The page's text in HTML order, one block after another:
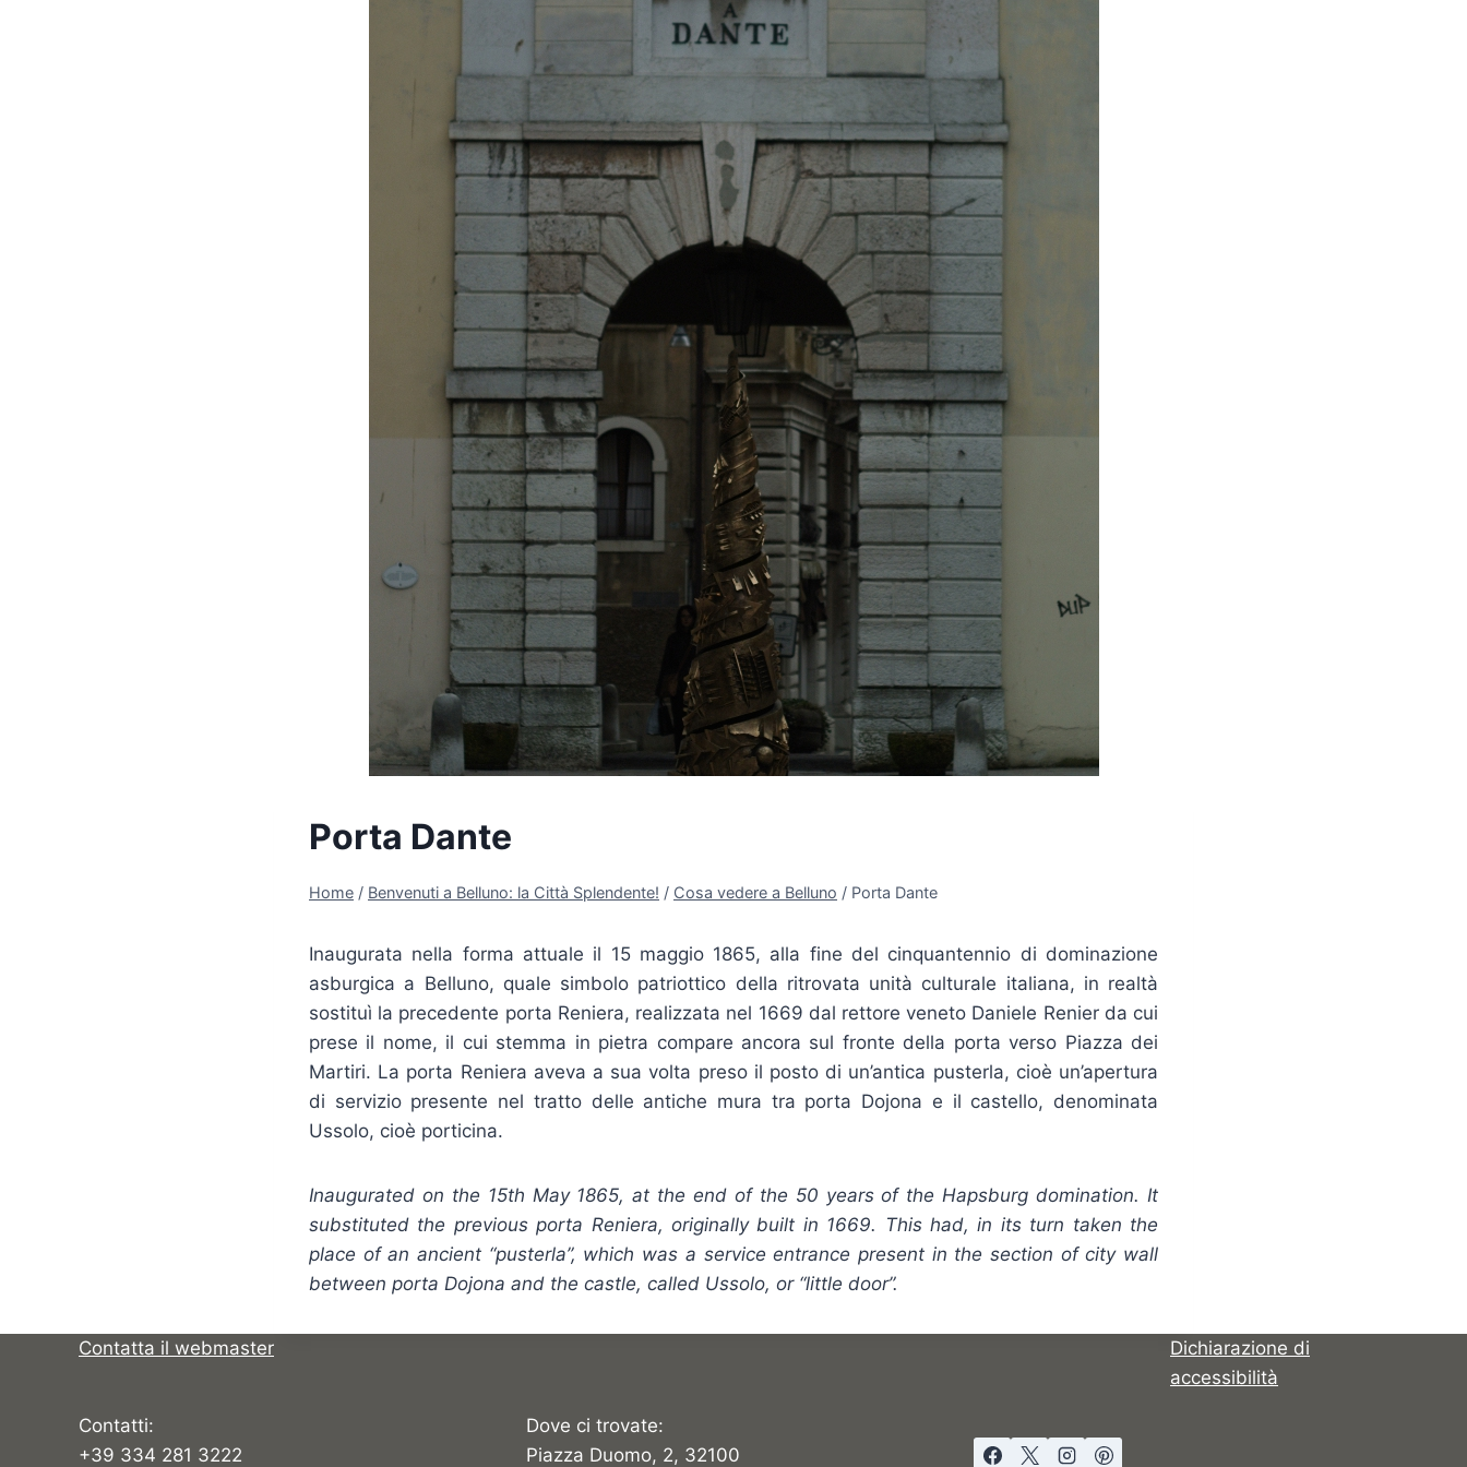
Porta Dante
Home / Benvenuti a Belluno: la Città Splendente! / Cosa vedere a Belluno / Porta Dante
Inaugurata nella forma attuale il 15 maggio 1865, alla fine del cinquantennio di dominazione
asburgica a Belluno, quale simbolo patriottico della ritrovata unità culturale italiana, in realtà
sostituì la precedente porta Reniera, realizzata nel 1669 dal rettore veneto Daniele Renier da cui
prese il nome, il cui stemma in pietra compare ancora sul fronte della porta verso Piazza dei
Martiri. La porta Reniera aveva a sua volta preso il posto di un’antica pusterla, cioè un’apertura
di servizio presente nel tratto delle antiche mura tra porta Dojona e il castello, denominata
Ussolo, cioè porticina.
Inaugurated on the 15th May 1865, at the end of the 50 years of the Hapsburg domination. It
substituted the previous porta Reniera, originally built in 1669. This had, in its turn taken the
place of an ancient “pusterla”, which was a service entrance present in the section of city wall
between porta Dojona and the castle, called Ussolo, or “little door”.
Contatta il webmaster
Dichiarazione di
accessibilità
Contatti:
+39 334 281 3222
Dove ci trovate:
Piazza Duomo, 2, 32100